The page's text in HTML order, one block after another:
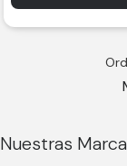
Nuestras